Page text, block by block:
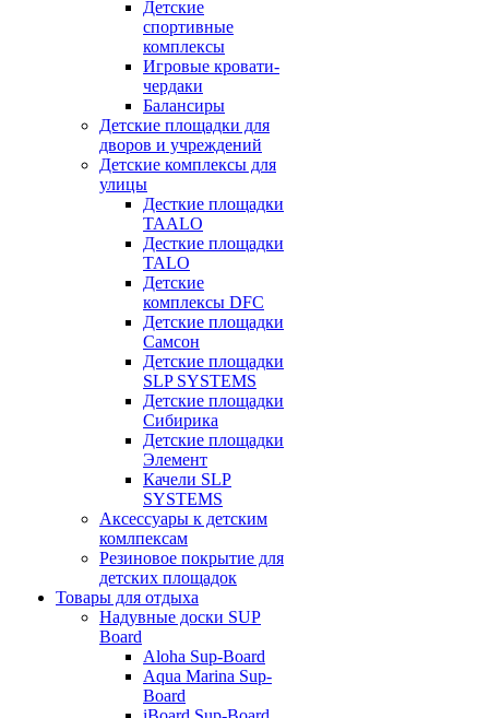
Детские
спортивные
комплексы
Игровые кровати-
чердаки
Балансиры
Детские площадки для
дворов и учреждений
Детские комплексы для
улицы
Десткие площадки
TAALO
Десткие площадки
TALO
Детские
комплексы DFC
Детские площадки
Самсон
Детские площадки
SLP SYSTEMS
Детские площадки
Сибирика
Детские площадки
Элемент
Качели SLP
SYSTEMS
Аксессуары к детским
комлпексам
Резиновое покрытие для
детских площадок
Товары для отдыха
Надувные доски SUP
Board
Aloha Sup-Board
Aqua Marina Sup-
Board